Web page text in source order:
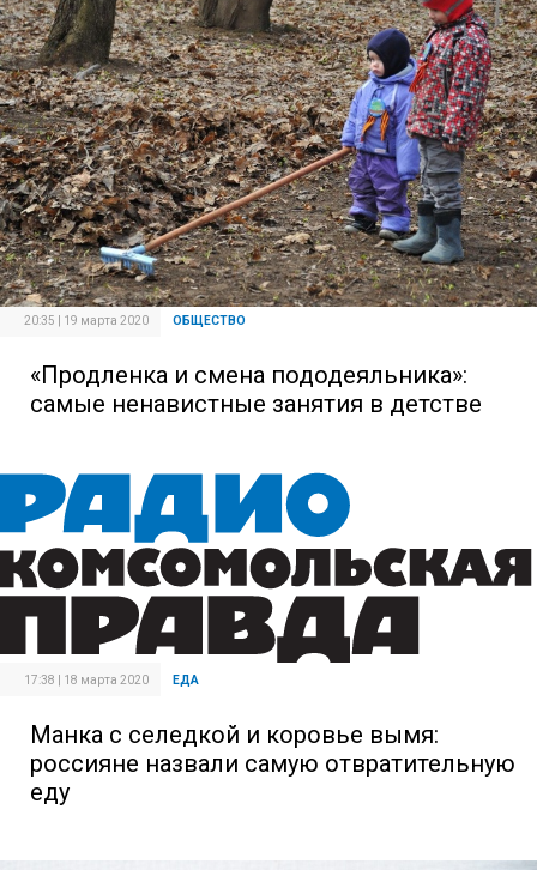
20:35 | 19 марта 2020 ОБЩЕСТВО
«Продленка и смена пододеяльника»:
самые ненавистные занятия в детстве
17:38 | 18 марта 2020 ЕДА
Манка с селедкой и коровье вымя:
россияне назвали самую отвратительную
еду